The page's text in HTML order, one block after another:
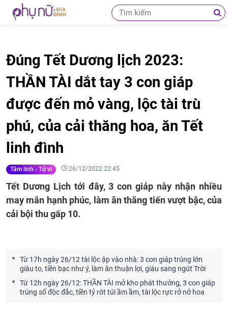
Đúng Tết Dương lịch 2023:
THẦN TÀI dắt tay 3 con giáp
được đến mỏ vàng, lộc tài trù
phú, của cải thăng hoa, ăn Tết
linh đình
Tâm linh - Tử vi 26/12/2022 22:45
Tết Dương Lịch tới đây, 3 con giáp này nhận nhiều
may mắn hạnh phúc, làm ăn thăng tiến vượt bậc, của
cải bội thu gấp 10.
Từ 17h ngày 26/12 tài lộc ập vào nhà: 3 con giáp trúng lớn
giàu to, tiền bạc như ý, làm ăn thuận lợi, giàu sang ngút Trời
Từ 12h ngày 26/12: THẦN TÀI mở kho phát thưởng, 3 con giáp
trúng số độc đắc, tiền tỷ rót túi ầm ầm, tài lộc rực rở nở hoa